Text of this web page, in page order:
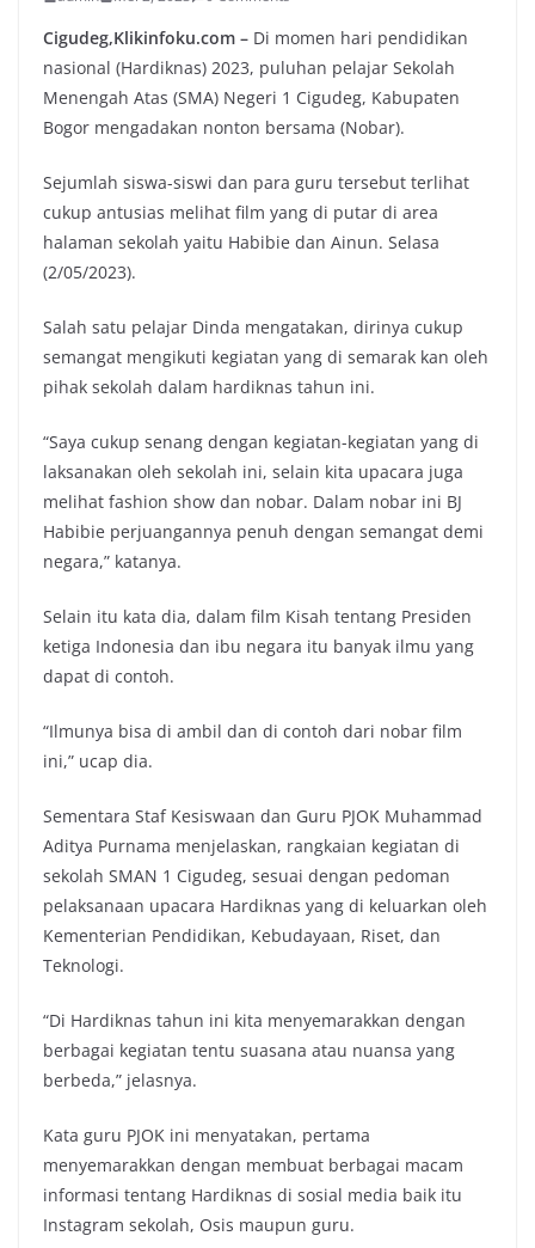
Cigudeg,Klikinfoku.com – Di momen hari pendidikan
nasional (Hardiknas) 2023, puluhan pelajar Sekolah
Menengah Atas (SMA) Negeri 1 Cigudeg, Kabupaten
Bogor mengadakan nonton bersama (Nobar).
Sejumlah siswa-siswi dan para guru tersebut terlihat
cukup antusias melihat film yang di putar di area
halaman sekolah yaitu Habibie dan Ainun. Selasa
(2/05/2023).
Salah satu pelajar Dinda mengatakan, dirinya cukup
semangat mengikuti kegiatan yang di semarak kan oleh
pihak sekolah dalam hardiknas tahun ini.
“Saya cukup senang dengan kegiatan-kegiatan yang di
laksanakan oleh sekolah ini, selain kita upacara juga
melihat fashion show dan nobar. Dalam nobar ini BJ
Habibie perjuangannya penuh dengan semangat demi
negara,” katanya.
Selain itu kata dia, dalam film Kisah tentang Presiden
ketiga Indonesia dan ibu negara itu banyak ilmu yang
dapat di contoh.
“Ilmunya bisa di ambil dan di contoh dari nobar film
ini,” ucap dia.
Sementara Staf Kesiswaan dan Guru PJOK Muhammad
Aditya Purnama menjelaskan, rangkaian kegiatan di
sekolah SMAN 1 Cigudeg, sesuai dengan pedoman
pelaksanaan upacara Hardiknas yang di keluarkan oleh
Kementerian Pendidikan, Kebudayaan, Riset, dan
Teknologi.
“Di Hardiknas tahun ini kita menyemarakkan dengan
berbagai kegiatan tentu suasana atau nuansa yang
berbeda,” jelasnya.
Kata guru PJOK ini menyatakan, pertama
menyemarakkan dengan membuat berbagai macam
informasi tentang Hardiknas di sosial media baik itu
Instagram sekolah, Osis maupun guru.